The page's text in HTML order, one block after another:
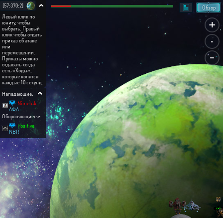
+
.
-
Обзор
[57:370:2]
Левый клик по
юниту, чтобы
выбрать. Правый
клик чтобы отдать
приказ об атаке
или
перемещении.
Приказы можно
отдавать когда
есть «Ходы»,
которые копятся
каждые 10 секунд.
Нападающие:
Nimeluk
АФА
Обороняющиеся:
Positive
NBR